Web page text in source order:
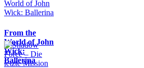
From the
World of John
Wick:
Ballerina